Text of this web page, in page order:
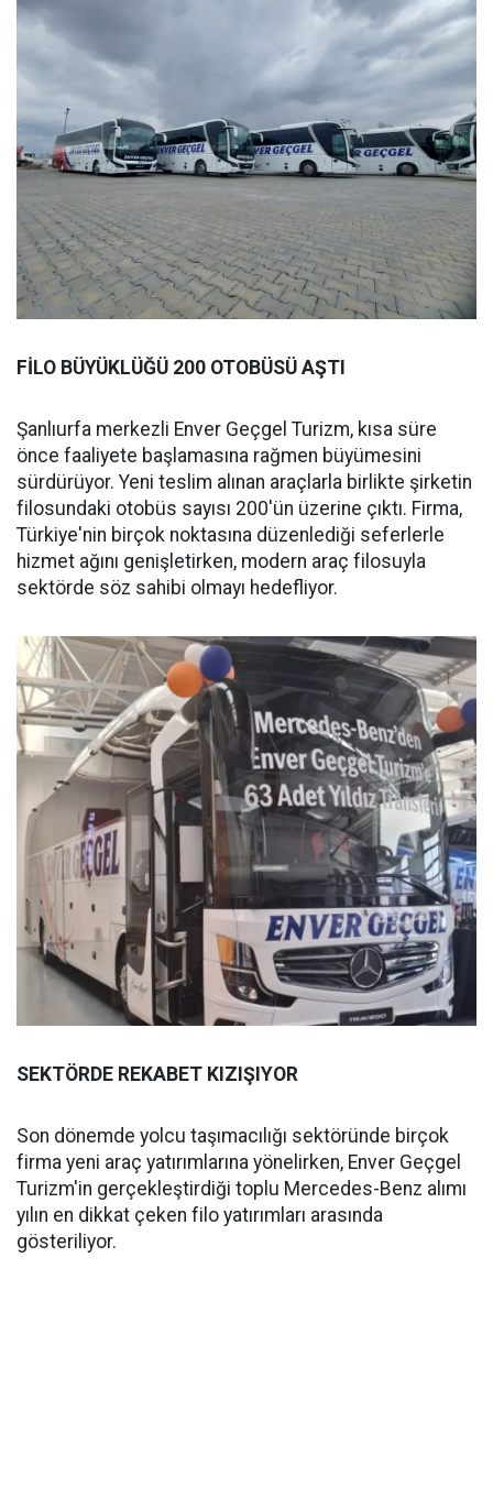
FİLO BÜYÜKLÜĞÜ 200 OTOBÜSÜ AŞTI
Şanlıurfa merkezli Enver Geçgel Turizm, kısa süre
önce faaliyete başlamasına rağmen büyümesini
sürdürüyor. Yeni teslim alınan araçlarla birlikte şirketin
filosundaki otobüs sayısı 200'ün üzerine çıktı. Firma,
Türkiye'nin birçok noktasına düzenlediği seferlerle
hizmet ağını genişletirken, modern araç filosuyla
sektörde söz sahibi olmayı hedefliyor.
SEKTÖRDE REKABET KIZIŞIYOR
Son dönemde yolcu taşımacılığı sektöründe birçok
firma yeni araç yatırımlarına yönelirken, Enver Geçgel
Turizm'in gerçekleştirdiği toplu Mercedes-Benz alımı
yılın en dikkat çeken filo yatırımları arasında
gösteriliyor.